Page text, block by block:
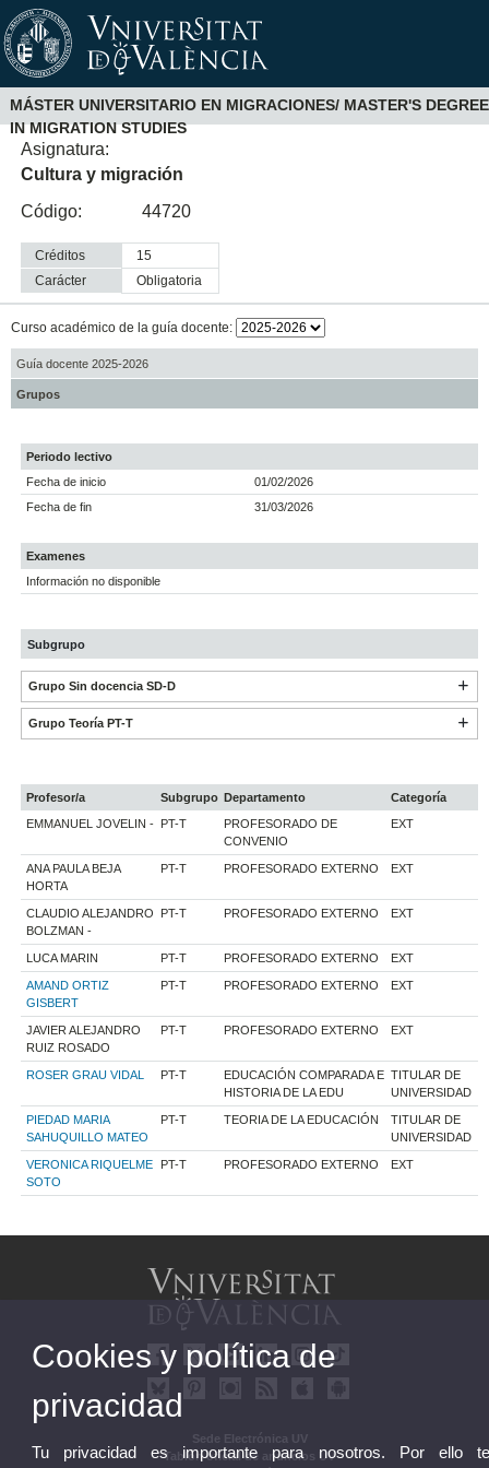
MÁSTER UNIVERSITARIO EN MIGRACIONES/ MASTER'S DEGREE
IN MIGRATION STUDIES
Asignatura:
Cultura y migración
Código:
44720
Créditos
15
Carácter
obligatoria
Curso académico de la guía docente:
Guía docente 2025-2026
Grupos
Periodo lectivo
Fecha de inicio
01/02/2026
Fecha de fin
31/03/2026
Examenes
Información no disponible
Subgrupo
Grupo Sin docencia SD-D
Grupo Teoría PT-T
Profesor/a Subgrupo Departamento
Categoría
EMMANUEL JOVELIN - PT-T
PROFESORADO DE
CONVENIO
EXT
ANA PAULA BEJA
HORTA
PT-T PROFESORADO EXTERNO EXT
CLAUDIO ALEJANDRO
BOLZMAN -
PT-T PROFESORADO EXTERNO EXT
LUCA MARIN PT-T PROFESORADO EXTERNO EXT
AMAND ORTIZ
GISBERT
PT-T PROFESORADO EXTERNO EXT
JAVIER ALEJANDRO
RUIZ ROSADO
PT-T PROFESORADO EXTERNO EXT
ROSER GRAU VIDAL PT-T
EDUCACIÓN COMPARADA E
HISTORIA DE LA EDU
TITULAR DE
UNIVERSIDAD
PIEDAD MARIA
SAHUQUILLO MATEO
PT-T TEORIA DE LA EDUCACIÓN
TITULAR DE
UNIVERSIDAD
VERONICA RIQUELME
SOTO
PT-T PROFESORADO EXTERNO EXT
Sede Electrónica UV
Tablón oficial de anuncios UV
Cookies y política de
privacidad
Tu privacidad es importante para nosotros. Por ello